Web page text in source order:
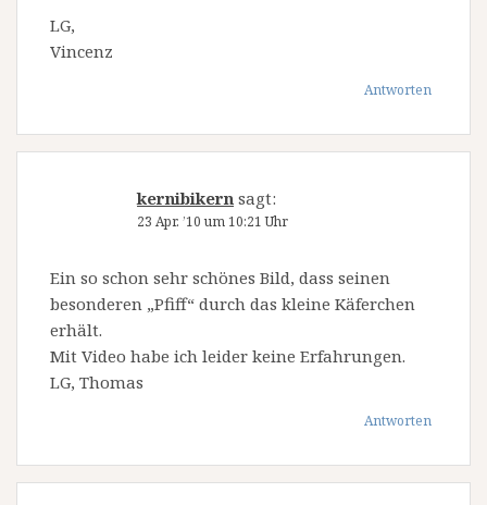
LG,
Vincenz
Antworten
kernibikern sagt:
23 Apr. ’10 um 10:21 Uhr
Ein so schon sehr schönes Bild, dass seinen
besonderen „Pfiff“ durch das kleine Käferchen
erhält.
Mit Video habe ich leider keine Erfahrungen.
LG, Thomas
Antworten